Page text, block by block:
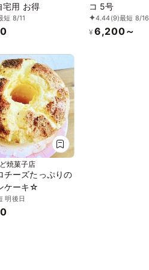
宅用 お得
短 8/11
コ 5号
4.44(9)最短 8/16
¥ 6,200～
焼菓子店
チーズたっぷりの
ケーキ☆
明後日